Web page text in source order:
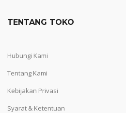
TENTANG TOKO
Hubungi Kami
Tentang Kami
Kebijakan Privasi
Syarat & Ketentuan